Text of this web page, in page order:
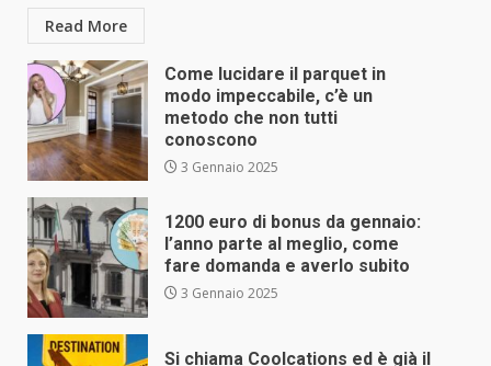
Read More
Come lucidare il parquet in
modo impeccabile, c’è un
metodo che non tutti
conoscono
3 Gennaio 2025
1200 euro di bonus da gennaio:
l’anno parte al meglio, come
fare domanda e averlo subito
3 Gennaio 2025
Si chiama Coolcations ed è già il